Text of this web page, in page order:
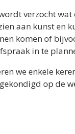
verzocht
aan kunst en
komen of
in te
we enkele
op de